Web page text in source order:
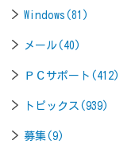
Windows(81)
メール(40)
ＰＣサポート(412)
トピックス(939)
募集(9)